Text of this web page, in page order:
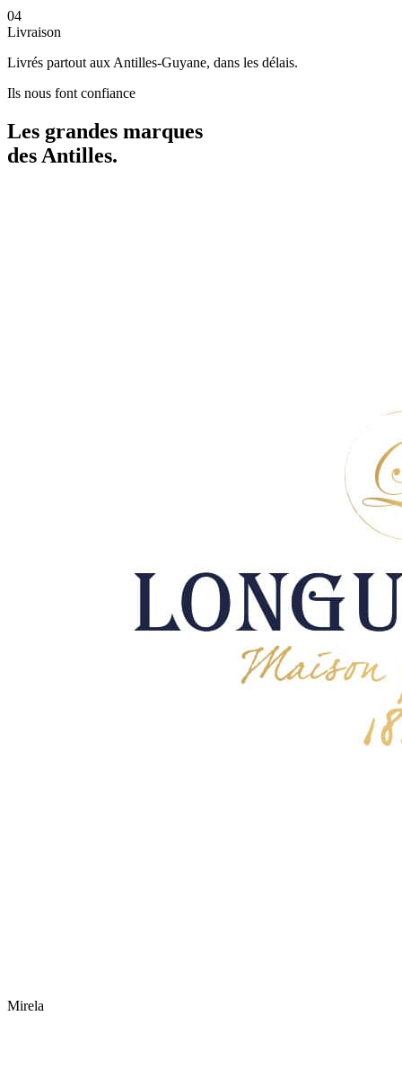
04
Livraison
Livrés partout aux Antilles-Guyane, dans les délais.
Ils nous font confiance
Les grandes marques
des Antilles.
Mirela